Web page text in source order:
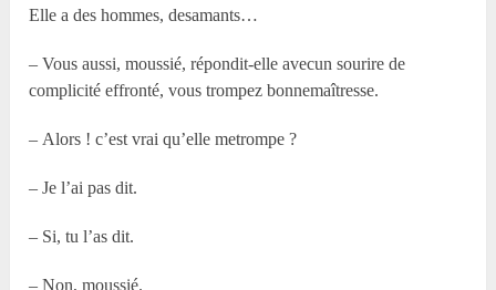
Elle a des hommes, desamants…
– Vous aussi, moussié, répondit-elle avecun sourire de
complicité effronté, vous trompez bonnemaîtresse.
– Alors ! c’est vrai qu’elle metrompe ?
– Je l’ai pas dit.
– Si, tu l’as dit.
– Non, moussié.